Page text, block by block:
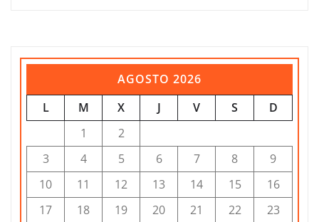
AGOSTO 2026
L
M X J V S
D
1
2
3
4 5 6 7 8
9
10
11 12 13 14 15
16
17
18 19 20 21 22
23